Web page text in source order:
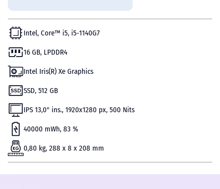
Intel, Core™ i5, i5-1140G7
16 GB, LPDDR4
Intel Iris(R) Xe Graphics
SSD, 512 GB
IPS 13,0" ins., 1920х1280 px, 500 Nits
40000 mWh, 83 %
0,80 kg, 288 x 8 x 208 mm